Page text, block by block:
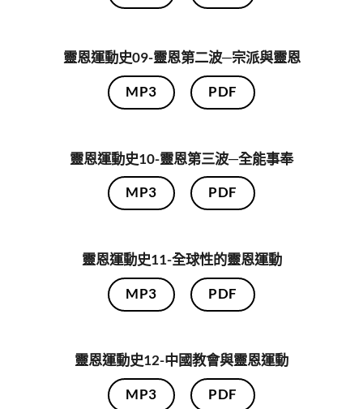
靈恩運動史09-靈恩第二波─宗派與靈恩
MP3
PDF
靈恩運動史10-靈恩第三波─全能事奉
MP3
PDF
靈恩運動史11-全球性的靈恩運動
MP3
PDF
靈恩運動史12-中國教會與靈恩運動
MP3
PDF